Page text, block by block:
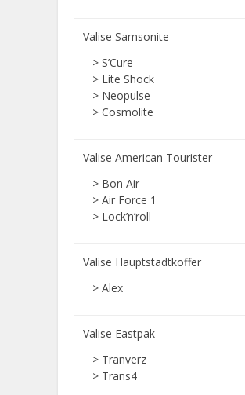
Valise Samsonite
> S’Cure
> Lite Shock
> Neopulse
> Cosmolite
Valise American Tourister
> Bon Air
> Air Force 1
> Lock’n’roll
Valise Hauptstadtkoffer
> Alex
Valise Eastpak
> Tranverz
> Trans4